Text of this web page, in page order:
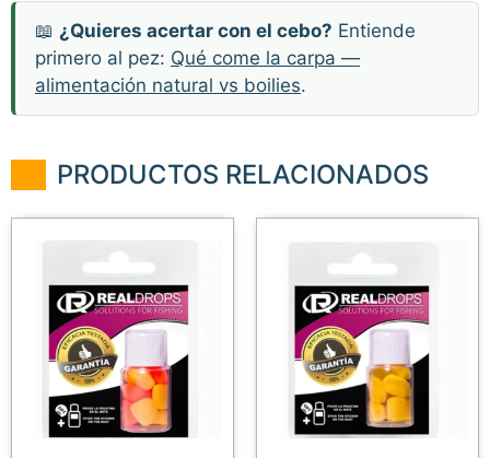
📖 ¿Quieres acertar con el cebo? Entiende
primero al pez: Qué come la carpa —
alimentación natural vs boilies.
PRODUCTOS RELACIONADOS